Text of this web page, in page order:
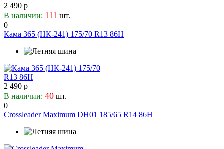
Maxxis
Mazzini
Mickey Thompson
Mileking
Minerva
Minnell
Mirage
Nankang
Nereus
Neuton
Nexen-Roadstone
2 490 р
В наличии: 111 шт.
0
Кама 365 (НК-241) 175/70 R13 86H
2 490 р
В наличии: 40 шт.
0
Crossleader Maximum DH01 185/65 R14 86H